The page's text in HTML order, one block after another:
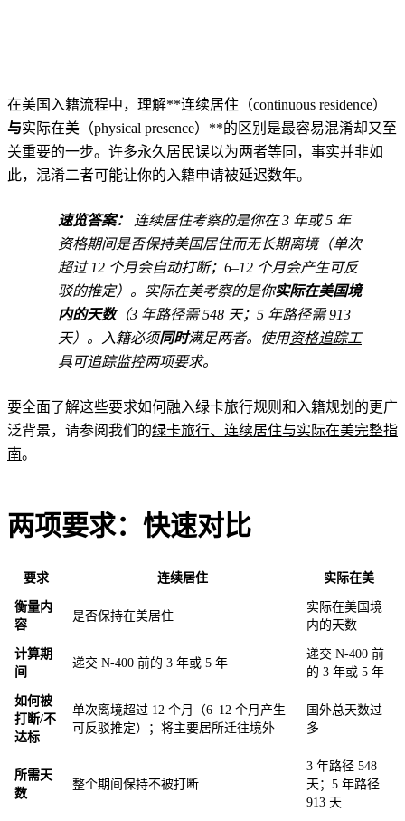
在美国入籍流程中，理解**连续居住（continuous residence）
与实际在美（physical presence）**的区别是最容易混淆却又至
关重要的一步。许多永久居民误以为两者等同，事实并非如
此，混淆二者可能让你的入籍申请被延迟数年。
速览答案：
连续居住考察的是你在 3 年或 5 年
资格期间是否保持美国居住而无长期离境（单次
超过 12 个月会自动打断；6–12 个月会产生可反
驳的推定）。实际在美考察的是你实际在美国境
内的天数（3 年路径需 548 天；5 年路径需 913
天）。入籍必须同时满足两者。使用资格追踪工
具可追踪监控两项要求。
要全面了解这些要求如何融入绿卡旅行规则和入籍规划的更广
泛背景，请参阅我们的绿卡旅行、连续居住与实际在美完整指
南。
两项要求：快速对比
要求 连续居住 实际在美
衡量内
容
是否保持在美居住
实际在美国境
内的天数
计算期
间
递交 N-400 前的 3 年或 5 年
递交 N-400 前
的 3 年或 5 年
如何被
打断/不
达标
单次离境超过 12 个月（6–12 个月产生
可反驳推定）；将主要居所迁往境外
国外总天数过
多
所需天
数
整个期间保持不被打断
3 年路径 548
天；5 年路径
913 天